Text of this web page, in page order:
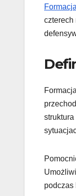
czterech
podczas